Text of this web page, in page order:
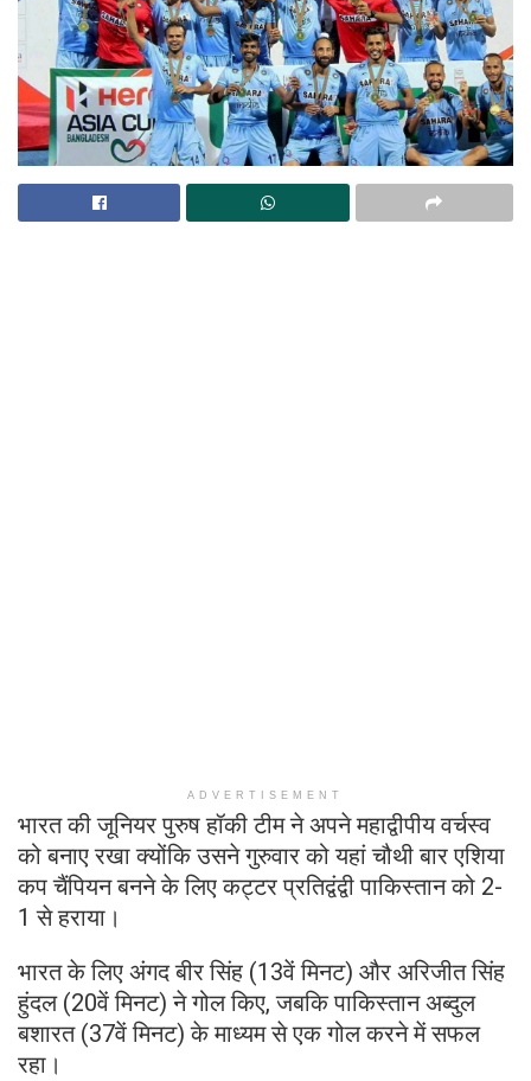
ADVERTISEMENT
भारत की जूनियर पुरुष हॉकी टीम ने अपने महाद्वीपीय वर्चस्व
को बनाए रखा क्योंकि उसने गुरुवार को यहां चौथी बार एशिया
कप चैंपियन बनने के लिए कट्टर प्रतिद्वंद्वी पाकिस्तान को 2-
1 से हराया।
भारत के लिए अंगद बीर सिंह (13वें मिनट) और अरिजीत सिंह
हुंदल (20वें मिनट) ने गोल किए, जबकि पाकिस्तान अब्दुल
बशारत (37वें मिनट) के माध्यम से एक गोल करने में सफल
रहा।